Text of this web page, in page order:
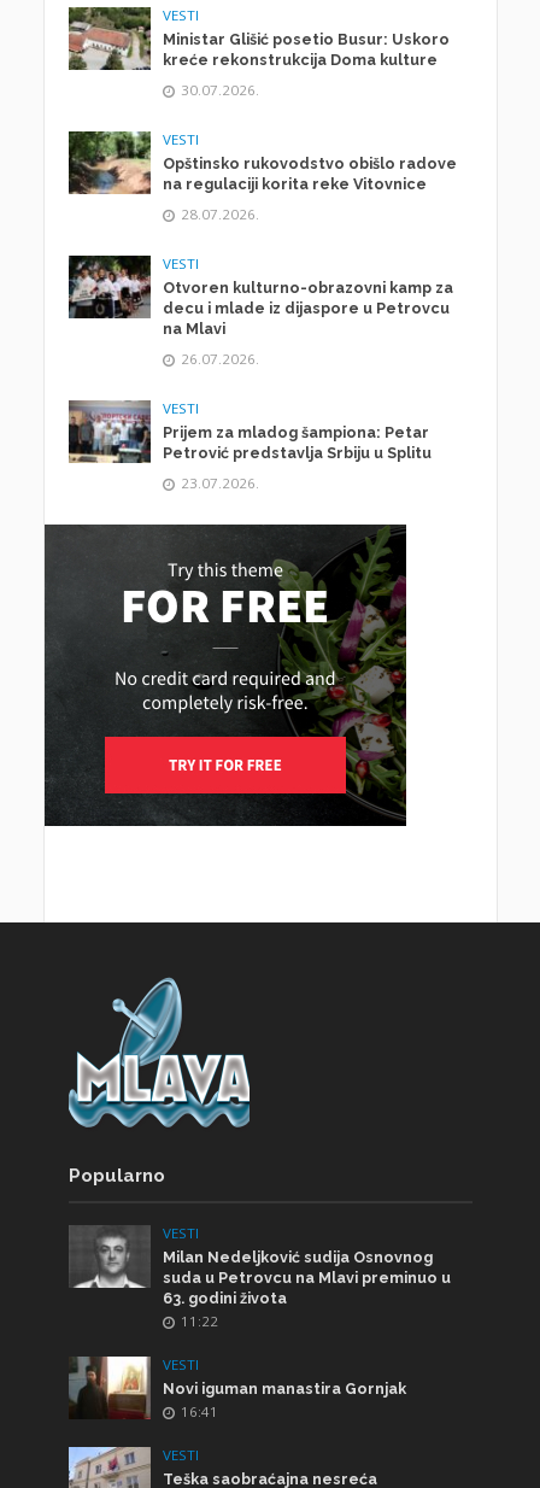
VESTI
Ministar Glišić posetio Busur: Uskoro
kreće rekonstrukcija Doma kulture
30.07.2026.
VESTI
Opštinsko rukovodstvo obišlo radove
na regulaciji korita reke Vitovnice
28.07.2026.
VESTI
Otvoren kulturno-obrazovni kamp za
decu i mlade iz dijaspore u Petrovcu
na Mlavi
26.07.2026.
VESTI
Prijem za mladog šampiona: Petar
Petrović predstavlja Srbiju u Splitu
23.07.2026.
Popularno
VESTI
Milan Nedeljković sudija Osnovnog
suda u Petrovcu na Mlavi preminuo u
63. godini života
11:22
VESTI
Novi iguman manastira Gornjak
16:41
VESTI
Teška saobraćajna nesreća